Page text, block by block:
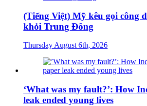
(Tiếng Việt) Mỹ kêu gọi công
khỏi Trung Đông
Thursday August 6th, 2026
‘What was my fault?’: How
leak ended young lives